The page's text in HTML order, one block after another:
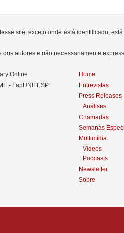
site, exceto onde está identificado,
autores e não necessariamente
Online
- FapUNIFESP
Home
Entrevistas
Press Releases
Análises
Chamadas
Semanas
Multimídia
Vídeos
Podcasts
Newsletter
Sobre